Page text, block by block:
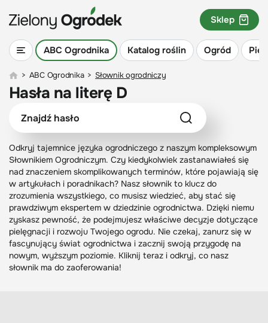
ABC Ogrodnika Katalog roślin Ogród
Sklep
> ABC Ogrodnika > Słownik ogrodniczy
Hasła na literę D
Odkryj tajemnice języka ogrodniczego z naszym kompleksowym
Słownikiem Ogrodniczym. Czy kiedykolwiek zastanawiałeś się
nad znaczeniem skomplikowanych terminów, które pojawiają się
w artykułach i poradnikach? Nasz słownik to klucz do
zrozumienia wszystkiego, co musisz wiedzieć, aby stać się
prawdziwym ekspertem w dziedzinie ogrodnictwa. Dzięki niemu
zyskasz pewność, że podejmujesz właściwe decyzje dotyczące
pielęgnacji i rozwoju Twojego ogrodu. Nie czekaj, zanurz się w
fascynujący świat ogrodnictwa i zacznij swoją przygodę na
nowym, wyższym poziomie. Kliknij teraz i odkryj, co nasz
słownik ma do zaoferowania!